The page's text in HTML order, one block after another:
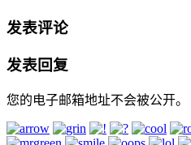
发表评论
发表回复
您的电子邮箱地址不会被公开。